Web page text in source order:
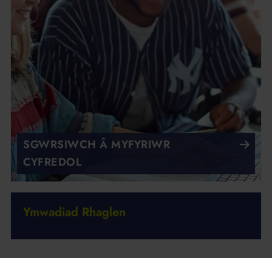
SGWRSIWCH Â MYFYRIWR
CYFREDOL
Ymwadiad Rhaglen